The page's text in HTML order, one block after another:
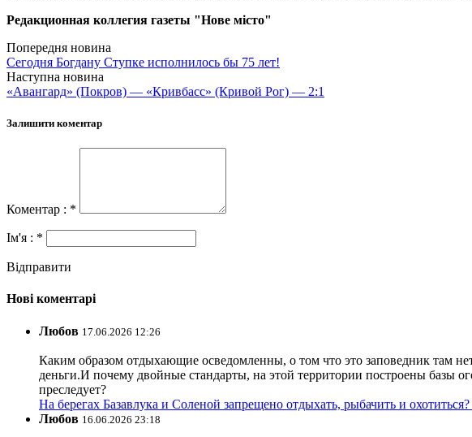
Редакционная коллегия газеты "Нове місто"
Попередня новина
Сегодня Богдану Ступке исполнилось бы 75 лет!
Наступна новина
«Авангард» (Покров) — «Кривбасс» (Кривой Рог) — 2:1
Залишити коментар
Коментар : *
Ім'я : *
Відправити
Нові коментарі
Любов 17.06.2026 12:26
Каким образом отдыхающие осведомленны, о том что это заповедник там
деньги.И почему двойные стандарты, на этой территории построены базы
преследует?
На берегах Базавлука и Соленой запрещено отдыхать, рыбачить и
Любов 16.06.2026 23:18